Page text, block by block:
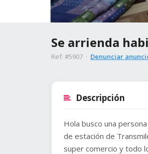
Se arrienda
Ref: #5907 · Denunciar
Descripción
Hola busco una
de estación de
super comercio y todo